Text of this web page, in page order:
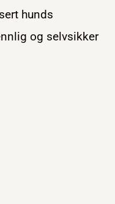
hunds
og selvsikker